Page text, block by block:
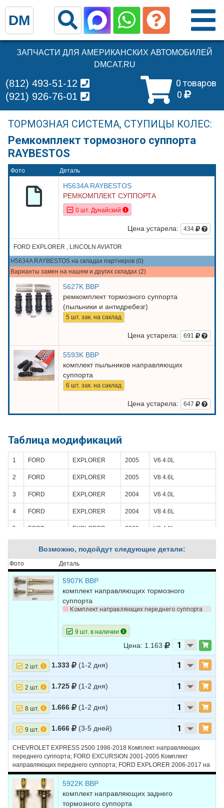
ЗАПЧАСТИ ДЛЯ АМЕРИКАНСКИХ АВТОМОБИЛЕЙ
DMCAT.RU
0 товаров
0
(812) 493-51-12
(921) 926-76-01
ТОРМОЗНАЯ СИСТЕМА, СТУПИЦЫ КОЛЕС:
Ремкомплект тормозного суппорта
RAYBESTOS
Фото Деталь
H5634A RAYBESTOS
РЕМКОМПЛЕКТ СУППОРТА
0 шт. Дунайский
Цена устарела: 434
FORD EXPLORER , LINCOLN AVIATOR
H5634A RAYBESTOS на складах партнеров (0)
Варианты замен на нашем и других складах (2)
5627K BBP
ремкомплект тормозного суппорта
(пыльники и антидребезг)
5 шт. зак. на саклад
Цена устарела: 691
5593K BBP
комплект пыльников направляющих
суппорта
6 шт. зак. на саклад
Цена устарела: 647
Таблица модификаций
1 FORD EXPLORER 2005 V6 4.0L
2 FORD EXPLORER 2005 V8 4.6L
3 FORD EXPLORER 2004 V6 4.0L
4 FORD EXPLORER 2004 V8 4.6L
5 FORD EXPLORER 2003 V6 4.0L
FORD EXPLORER
7 EXPLORER
8 FORD EXPLORER
9 FORD 2001 V6 4.0L
EXPLORER 2001 V8 5.0L
EXPLORER 2000
2000 V6 4.0L - SOHC
13 FORD EXPLORER
14 FORD EXPLORER V6 4.0L - OHV
15 FORD EXPLORER 1999 V6 4.0L - SOHC
16 FORD
17 FORD EXPLORER V6 4.0L - OHV
18 FORD EXPLORER 1998 V6 4.0L - SOHC
19 FORD EXPLORER 1998 V8 5.0L
FORD EXPLORER
21 FORD EXPLORER 1997
Возможно, подойдут следующие детали:
Фото Деталь
5907K BBP
комплект направляющих тормозного
суппорта
Комплект направляющих переднего суппорта
9 шт. в наличии
Цена: 1.163
2 шт. 1.333 (1-2 дня)
2 шт. 1.725 (1-2 дня)
8 шт. 1.666 (1-2 дня)
9 шт. 1.666 (3-5 дней)
CHEVROLET EXPRESS 2500 1996-2018 Комплект направляющих
переднего суппорта; FORD EXCURSION 2001-2005 Комплект
направляющих переднего суппорта; FORD EXPLORER 2006-2017 на
передний суппорт; FORD F-250 1997-2012 Комплект направляющих
переднего суппорта; JEEP GRAND CHEROKEE 1999-2004 Комплект
направляющих переднего суппорта
5922K BBP
комплект направляющих заднего
тормозного суппорта
DM